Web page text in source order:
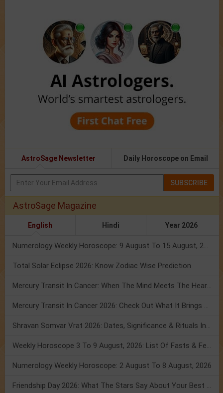
AstroSage Newsletter Daily Horoscope on Email
SUBSCRIBE
AstroSage Magazine
English Hindi Year 2026
Numerology Weekly Horoscope: 9 August To 15 August, 2026
Total Solar Eclipse 2026: Know Zodiac Wise Prediction
Mercury Transit In Cancer: When The Mind Meets The Heart!
Mercury Transit In Cancer 2026: Check Out What It Brings For You
Shravan Somvar Vrat 2026: Dates, Significance & Rituals In August
Weekly Horoscope 3 To 9 August, 2026: List Of Fasts & Festivals
Numerology Weekly Horoscope: 2 August To 8 August, 2026
Friendship Day 2026: What The Stars Say About Your Best Friend!